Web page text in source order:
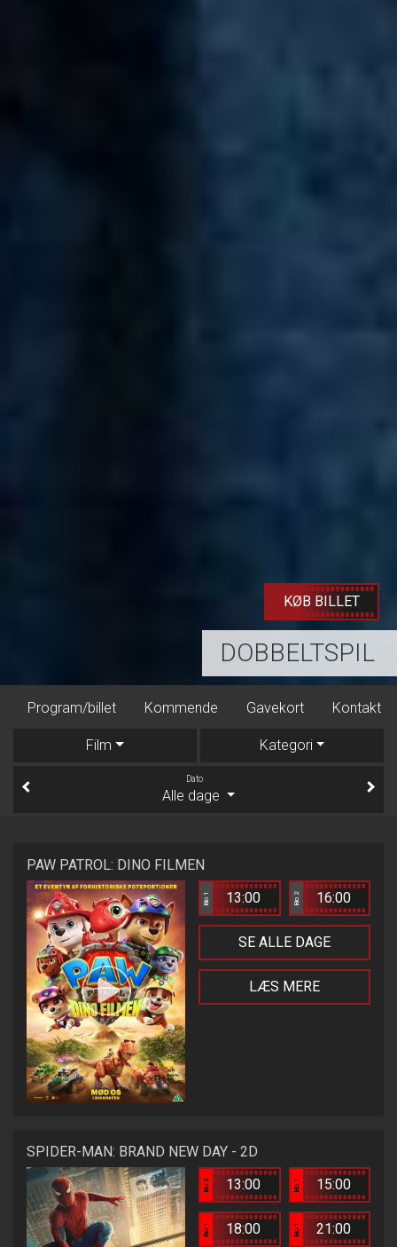
ARTCINEMA4
LÆS MERE
Kommende Gavekort Kontakt Dine billetter
Film Kategori
Dato
Alle dage
PAW PATROL: DINO FILMEN
Bio 1 13:00 Bio 2 16:00
SE ALLE DAGE
LÆS MERE
SPIDER-MAN: BRAND NEW DAY - 2D
Bio 2 13:00 Bio 1 15:00
Bio 1 18:00 Bio 1 21:00